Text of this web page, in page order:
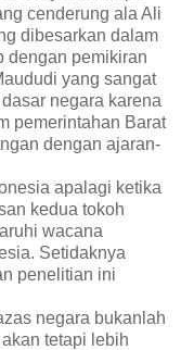
cenderung ala Ali
dibesarkan dalam
dengan pemikiran
yang sangat
negara karena
pemerintahan Barat
dengan ajaran-
apalagi ketika
kedua tokoh
wacana
Setidaknya
penelitian ini
negara bukanlah
tetapi lebih